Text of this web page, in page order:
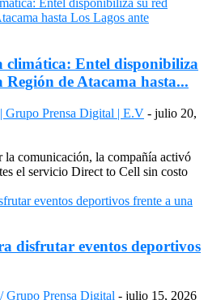
climática: Entel disponibiliza
Región de Atacama hasta...
Grupo Prensa Digital | E.V - julio 20,
la comunicación, la compañía activó
el servicio Direct to Cell sin costo
disfrutar eventos deportivos
Grupo Prensa Digital - julio 15, 2026